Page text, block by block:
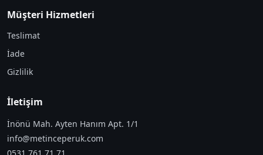
Müşteri Hizmetleri
Teslimat
İade
Gizlilik
İletişim
İnönü Mah. Ayten Hanım Apt. 1/1
info@metinceperuk.com